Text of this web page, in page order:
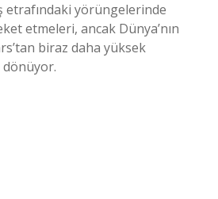
etrafındaki yörüngelerinde
etmeleri, ancak Dünya’nın
biraz daha yüksek
dönüyor.